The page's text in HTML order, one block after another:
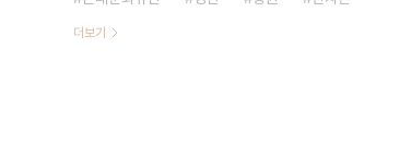
더보기